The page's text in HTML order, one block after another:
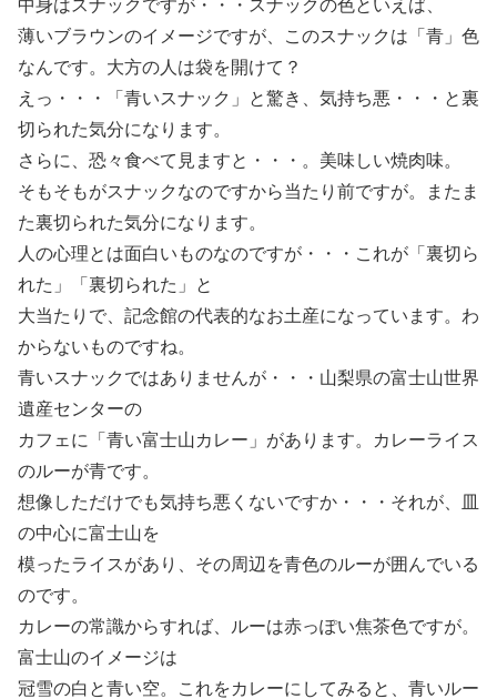
中身はスナックですが・・・スナックの色といえば、
薄いブラウンのイメージですが、このスナックは「青」色
なんです。大方の人は袋を開けて？
えっ・・・「青いスナック」と驚き、気持ち悪・・・と裏
切られた気分になります。
さらに、恐々食べて見ますと・・・。美味しい焼肉味。
そもそもがスナックなのですから当たり前ですが。またま
た裏切られた気分になります。
人の心理とは面白いものなのですが・・・これが「裏切ら
れた」「裏切られた」と
大当たりで、記念館の代表的なお土産になっています。わ
からないものですね。
青いスナックではありませんが・・・山梨県の富士山世界
遺産センターの
カフェに「青い富士山カレー」があります。カレーライス
のルーが青です。
想像しただけでも気持ち悪くないですか・・・それが、皿
の中心に富士山を
模ったライスがあり、その周辺を青色のルーが囲んでいる
のです。
カレーの常識からすれば、ルーは赤っぽい焦茶色ですが。
富士山のイメージは
冠雪の白と青い空。これをカレーにしてみると、青いルー